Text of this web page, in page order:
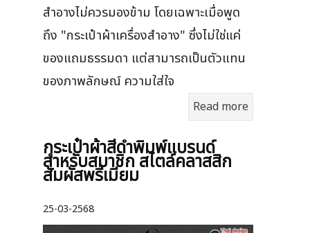
สำอางไม่ควรมองข้าม โดยเฉพาะเมื่อพูด
ถึง "กระเป๋าผ้าเครื่องสำอาง" ซึ่งไม่ใช่แค่
ของแถมธรรมดา แต่สามารถเป็นตัวแทน
ของภาพลักษณ์ ความใส่ใจ
Read more
กระเป๋าผ้าสีดำพิมพ์แบรนด์
สำหรับสมาชิก สไตล์คลาสสิก
สัมผัสพรีเมียม
25-03-2568